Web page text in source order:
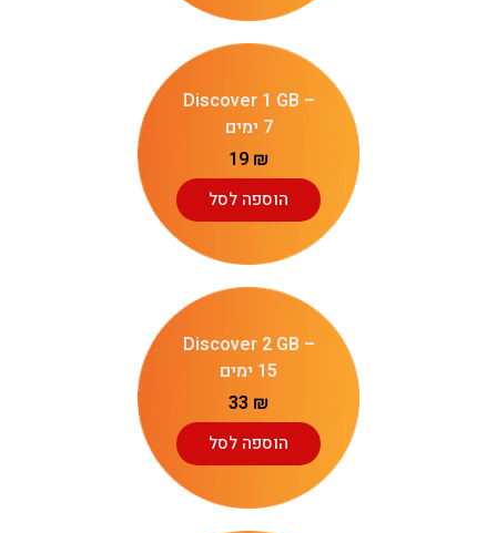
Discover 1 GB –
7 ימים
19 ₪
הוספה לסל
Discover 2 GB –
15 ימים
33 ₪
הוספה לסל